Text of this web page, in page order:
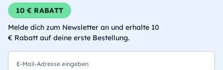
10 € RABATT
Melde dich zum Newsletter an und erhalte 10
€ Rabatt auf deine erste Bestellung.